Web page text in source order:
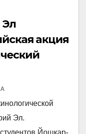
Эл
акция
Эл.
Йошкар-